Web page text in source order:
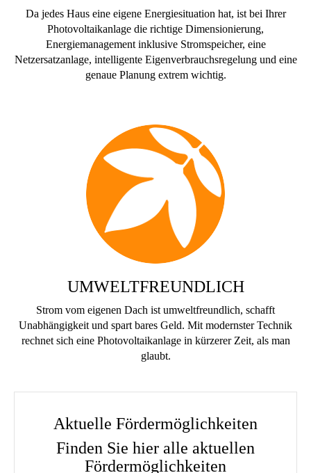
Da jedes Haus eine eigene Energiesituation hat, ist bei Ihrer
Photovoltaikanlage die richtige Dimensionierung,
Energiemanagement inklusive Stromspeicher, eine
Netzersatzanlage, intelligente Eigenverbrauchsregelung und eine
genaue Planung extrem wichtig.
UMWELTFREUNDLICH
Strom vom eigenen Dach ist umweltfreundlich, schafft
Unabhängigkeit und spart bares Geld. Mit modernster Technik
rechnet sich eine Photovoltaikanlage in kürzerer Zeit, als man
glaubt.
Aktuelle Fördermöglichkeiten
Finden Sie hier alle aktuellen
Fördermöglichkeiten